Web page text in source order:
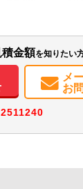
装備情報
ドウ エアバッ
金額を知りたい
メ
お